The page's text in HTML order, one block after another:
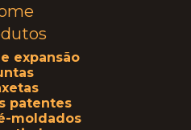
expansão
patentes
moldados